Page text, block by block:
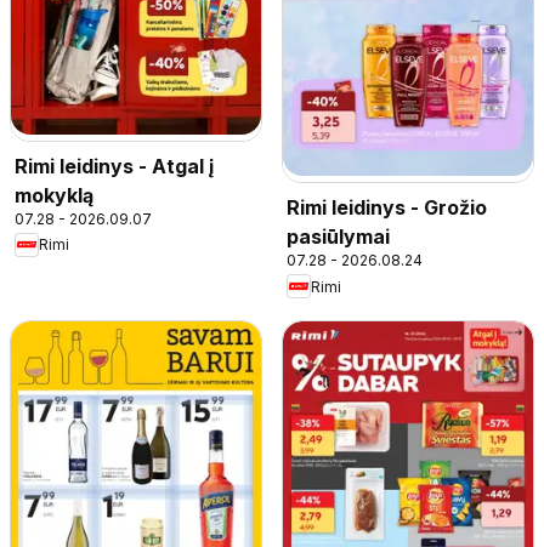
Rimi leidinys - Atgal į
mokyklą
07.28 - 2026.09.07
Rimi
Rimi leidinys - Grožio
pasiūlymai
07.28 - 2026.08.24
Rimi